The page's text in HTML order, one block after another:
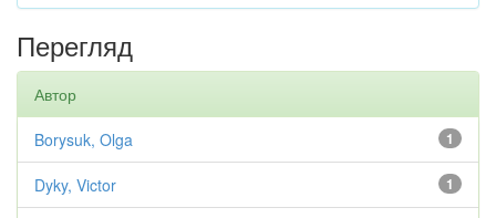
Перегляд
Автор
1
Borysuk, Olga
1
Dyky, Victor